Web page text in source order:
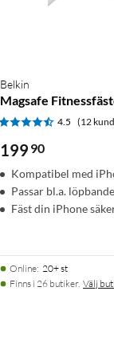
Belkin
Magsafe
4.5 (12
199 90
Kompatibel med
Passar bl.a.
Fäst din iPhone
Online: 20+ st
Finns i 26 butiker. Välj